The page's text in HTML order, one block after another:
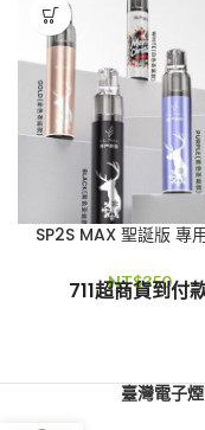
SP2S MAX 聖誕版 專
NT$350
711超商貨到付
臺灣電子